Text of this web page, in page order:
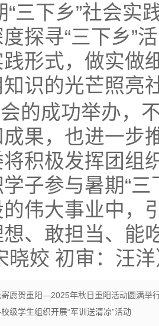
“三下乡”社会实
探寻“三下乡”
形式，做实做
识的光芒照亮
的成功举办，
果，也进一步
积极发挥团组
子参与暑期“
伟大事业中，
、敢担当、能
晓姣 初审：汪
愿贺重阳—2025年秋日重阳活动圆满举
级学生组织开展“军训送清凉”活动